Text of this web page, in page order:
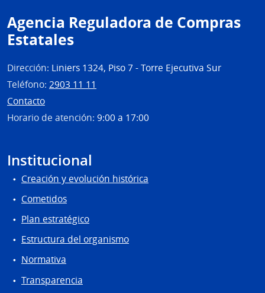
Agencia Reguladora de Compras
Estatales
Dirección: Liniers 1324, Piso 7 - Torre Ejecutiva Sur
Teléfono: 2903 11 11
Contacto
Horario de atención: 9:00 a 17:00
Institucional
Creación y evolución histórica
Cometidos
Plan estratégico
Estructura del organismo
Normativa
Transparencia